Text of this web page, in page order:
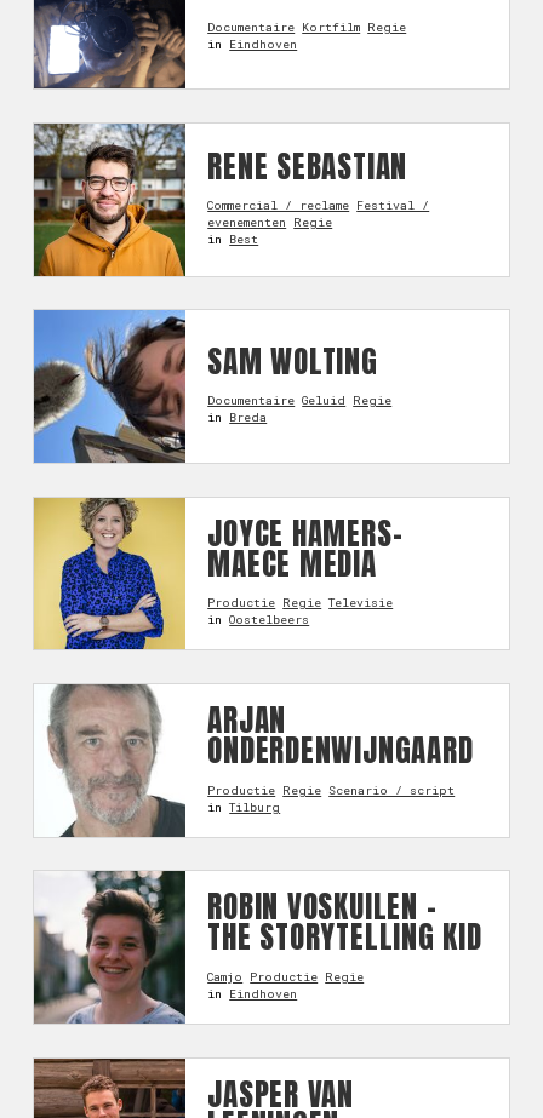
Documentaire Kortfilm Regie
in Eindhoven
RENE SEBASTIAN
Commercial / reclame Festival /
evenementen
Regie
in Best
SAM WOLTING
Documentaire Geluid
Regie
in Breda
JOYCE HAMERS-
MAECE MEDIA
Productie Regie Televisie
inOostelbeers
ARJAN
ONDERDENWIJNGAARD
Productie Regie Scenario / script
inTilburg
ROBIN VOSKUILEN -
THE STORYTELLING KID
Camjo Productie Regie
in Eindhoven
JASPER VAN